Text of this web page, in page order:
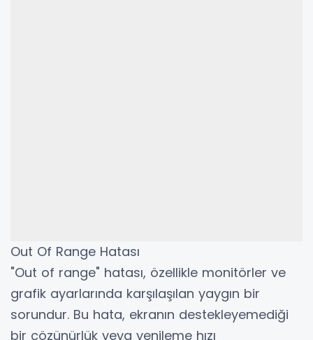
Out Of Range Hatası
"Out of range" hatası, özellikle monitörler ve
grafik ayarlarında karşılaşılan yaygın bir
sorundur. Bu hata, ekranın destekleyemediği
bir çözünürlük veya yenileme hızı